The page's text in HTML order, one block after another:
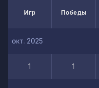
Игр Победы
окт. 2025
1 1